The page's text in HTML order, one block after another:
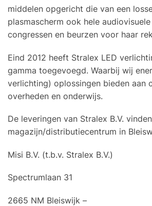
middelen opgericht die van een
plasmascherm ook hele
congressen en beurzen voor haar
Eind 2012 heeft Stralex LED
gamma toegevoegd. Waarbij wij
verlichting) oplossingen bieden aan
overheden en onderwijs.
De leveringen van Stralex B.V.
magazijn/distributiecentrum in
Misi B.V. (t.b.v. Stralex B.V.)
Spectrumlaan 31
2665 NM Bleiswijk –